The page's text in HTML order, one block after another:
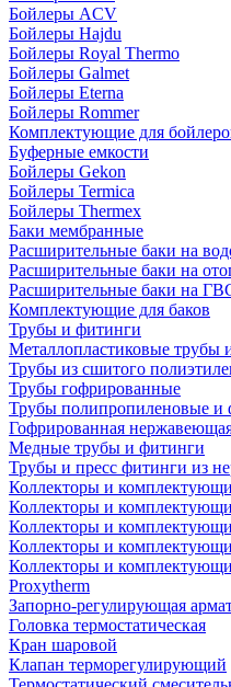
Бойлеры ACV
Бойлеры Hajdu
Бойлеры Royal Thermo
Бойлеры Galmet
Бойлеры Eterna
Бойлеры Rommer
Комплектующие для
Буферные емкости
Бойлеры Gekon
Бойлеры Termica
Бойлеры Thermex
Баки мембранные
Расширительные баки на
Расширительные баки на
Расширительные баки на
Комплектующие для баков
Трубы и фитинги
Металлопластиковые трубы
Трубы из сшитого
Трубы гофрированные
Трубы полипропиленовые и
Гофрированная
Медные трубы и фитинги
Трубы и пресс фитинги из
Коллекторы и
Коллекторы и
Коллекторы и
Коллекторы и
Коллекторы и
Proxytherm
Запорно-регулирующая
Головка термостатическая
Кран шаровой
Клапан терморегулирующий